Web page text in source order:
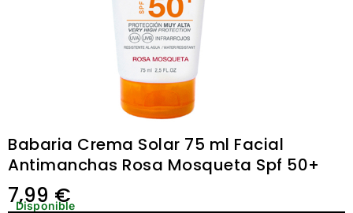
Babaria Crema Solar 75 ml Facial
Antimanchas Rosa Mosqueta Spf 50+
7,99 €
Disponible